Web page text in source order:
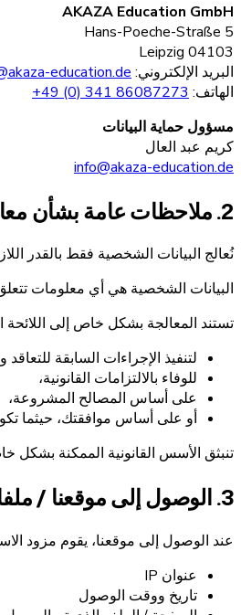
AKAZA Education GmbH
Hans-Poeche-Straße 5
04103 Leipzig
البريد الإلكتروني: education.de
الهاتف: ‎+49 (0) 341 86087273
مسؤول حماية البيانات
كريم عبد العال
info@akaza-education.de
2. ملاحظات عامة بشأن معالجة البيانات
نُعالج البيانات الشخصية فقط بالقدر
البيانات الشخصية هي أي معلومات
تستند المعالجة بشكل خاص إلى اللائحة
لتنفيذ الإجراءات السابقة للتعاقد
للوفاء بالالتزامات القانونية،
على أساس المصالح المشروعة،
أو على أساس موافقتك، حيثما
تنبثق الأسس القانونية الممكنة بشكل خاص من المادة 6 من اللائحة
3. الوصول إلى موقعنا / ملفات سجل الخادم
عند الوصول إلى موقعنا، يقوم مزود
عنوان IP
تاريخ ووقت الوصول